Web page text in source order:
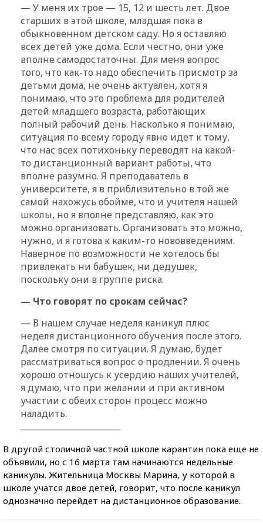
— У меня их трое — 15, 12 и шесть лет. Двое
старших в этой школе, младшая пока в
обыкновенном детском саду. Но я оставляю
всех детей уже дома. Если честно, они уже
вполне самодостаточны. Для меня вопрос
того, что как-то надо обеспечить присмотр за
детьми дома, не очень актуален, хотя я
понимаю, что это проблема для родителей
детей младшего возраста, работающих
полный рабочий день. Насколько я понимаю,
ситуация по всему городу явно идет к тому,
что нас всех потихоньку переводят на какой-
то дистанционный вариант работы, что
вполне разумно. Я преподаватель в
университете, я в приблизительно в той же
самой нахожусь обойме, что и учителя нашей
школы, но я вполне представляю, как это
можно организовать. Организовать это можно,
нужно, и я готова к каким-то нововведениям.
Наверное по возможности не хотелось бы
привлекать ни бабушек, ни дедушек,
поскольку они в группе риска.
— Что говорят по срокам сейчас?
— В нашем случае неделя каникул плюс
неделя дистанционного обучения после этого.
Далее смотря по ситуации. Я думаю, будет
рассматриваться вопрос о продлении. Я очень
хорошо отношусь к усердию наших учителей,
я думаю, что при желании и при активном
участии с обеих сторон процесс можно
наладить.
В другой столичной частной школе карантин пока еще не
объявили, но с 16 марта там начинаются недельные
каникулы. Жительница Москвы Марина, у которой в
школе учатся двое детей, говорит, что после каникул
однозначно перейдет на дистанционное образование.